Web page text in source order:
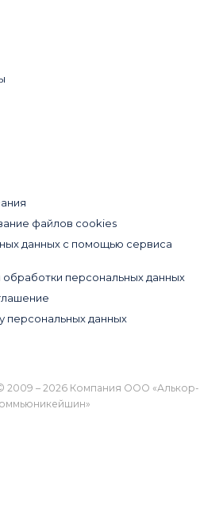
файлов cookies
данных с помощью сервиса
персональных данных
персональных данных
2009 – 2026 Компания ООО «Алькор-